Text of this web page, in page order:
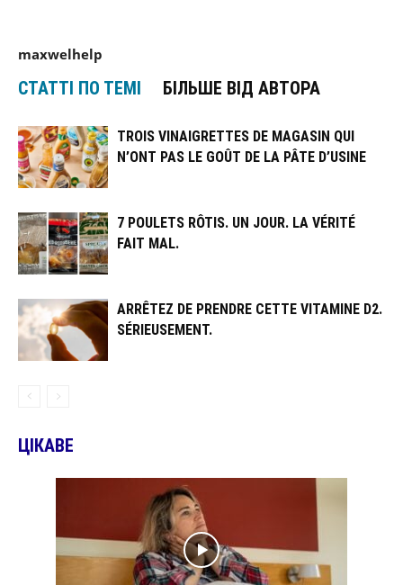
maxwelhelp
СТАТТІ ПО ТЕМІ БІЛЬШЕ ВІД АВТОРА
TROIS VINAIGRETTES DE MAGASIN QUI
N’ONT PAS LE GOÛT DE LA PÂTE D’USINE
7 POULETS RÔTIS. UN JOUR. LA VÉRITÉ
FAIT MAL.
ARRÊTEZ DE PRENDRE CETTE VITAMINE D2.
SÉRIEUSEMENT.
ЦІКАВЕ